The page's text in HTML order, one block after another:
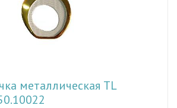
металлическая TL